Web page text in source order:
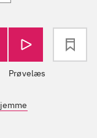
Prøvelæs